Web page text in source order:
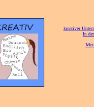
kreativer
In